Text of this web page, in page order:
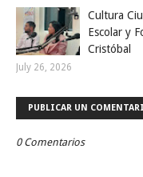
Cultura
Escolar y
Cristóbal
July 26, 2026
PUBLICAR UN
0 Comentarios